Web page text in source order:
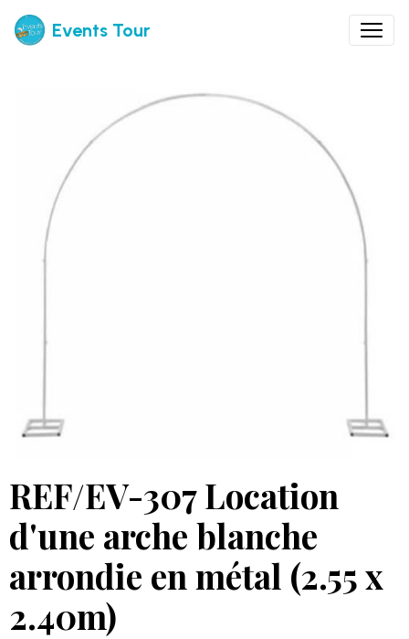
Events Tour
REF/EV-307 Location
d'une arche blanche
arrondie en métal (2.55 x
2.40m)